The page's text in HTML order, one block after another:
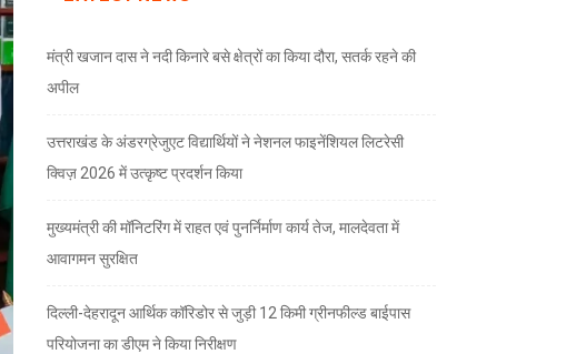
मंत्री खजान दास ने नदी किनारे बसे क्षेत्रों का किया दौरा, सतर्क रहने की
अपील
उत्तराखंड के अंडरग्रेजुएट विद्यार्थियों ने नेशनल फाइनेंशियल लिटरेसी
क्विज़ 2026 में उत्कृष्ट प्रदर्शन किया
मुख्यमंत्री की मॉनिटरिंग में राहत एवं पुनर्निर्माण कार्य तेज, मालदेवता में
आवागमन सुरक्षित
दिल्ली-देहरादून आर्थिक कॉरिडोर से जुड़ी 12 किमी ग्रीनफील्ड बाईपास
परियोजना का डीएम ने किया निरीक्षण